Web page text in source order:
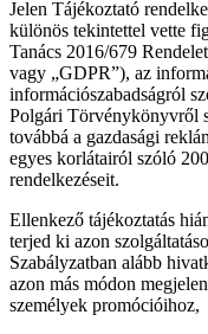
Jelen Tájékoztató
különös tekintettel vette
Tanács 2016/679
vagy „GDPR”), az
információszabadságról
Polgári Törvénykönyvről
továbbá a gazdasági
egyes korlátairól szóló
rendelkezéseit.
Ellenkező tájékoztatás
terjed ki azon
Szabályzatban alább
azon más módon
személyek promócióihoz,